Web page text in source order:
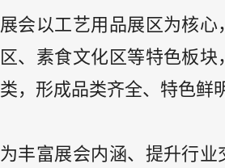
展会以工艺用品展区为核
区、素食文化区等特色板
类，形成品类齐全、特色鲜
为丰富展会内涵、提升行